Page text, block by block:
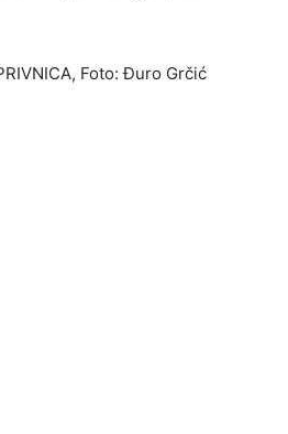
Foto: Đuro Grčić